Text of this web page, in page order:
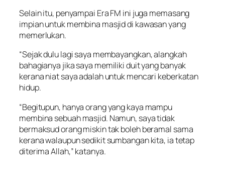
Selain itu, penyampai Era FM ini juga memasang
impian untuk membina masjid di kawasan yang
memerlukan.
“Sejak dulu lagi saya membayangkan, alangkah
bahagianya jika saya memiliki duit yang banyak
kerana niat saya adalah untuk mencari keberkatan
hidup.
“Begitupun, hanya orang yang kaya mampu
membina sebuah masjid. Namun, saya tidak
bermaksud orang miskin tak boleh beramal sama
kerana walaupun sedikit sumbangan kita, ia tetap
diterima Allah,” katanya.